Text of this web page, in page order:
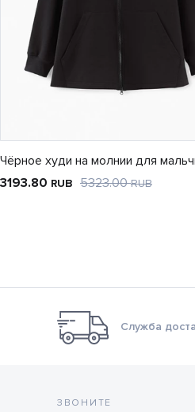
Чёрное худи на молнии для
3193.80 RUB 5323.00RUB
Служба
ЗВОНИТЕ